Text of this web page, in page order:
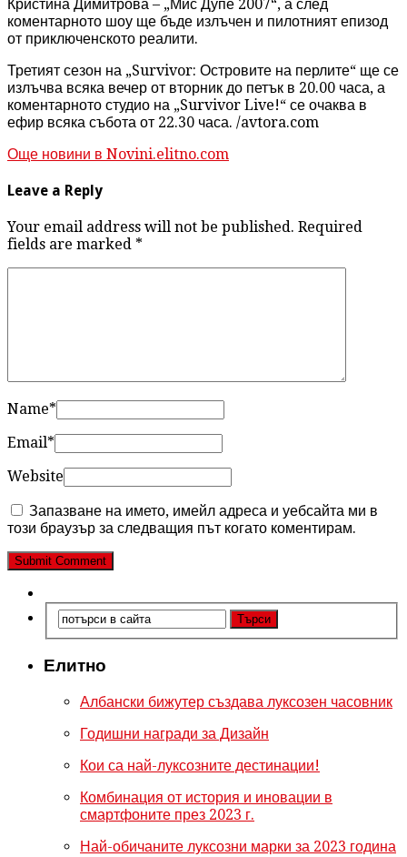
Кристина Димитрова – „Мис Дупе 2007“, а след
коментарното шоу ще бъде излъчен и пилотният епизод
от приключенското реалити.
Третият сезон на „Survivor: Островите на перлите“ ще се
излъчва всяка вечер от вторник до петък в 20.00 часа, а
коментарното студио на „Survivor Live!“ се очаква в
ефир всяка събота от 22.30 часа. /avtora.com
Още новини в Novini.elitno.com
Leave a Reply
Your email address will not be published. Required
fields are marked *
Name*
Email*
Website
Запазване на името, имейл адреса и уебсайта ми в
този браузър за следващия път когато коментирам.
Елитно
Албански бижутер създава луксозен часовник
Годишни награди за Дизайн
Кои са най-луксозните дестинации!
Комбинация от история и иновации в
смартфоните през 2023 г.
Най-обичаните луксозни марки за 2023 година